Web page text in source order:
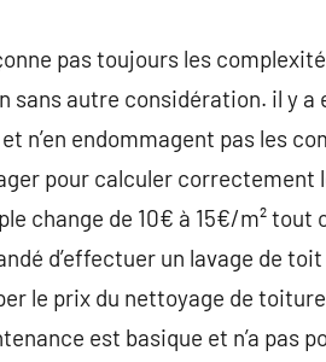
pas toujours les
sans autre considération. il y a
n’en endommagent pas les
pour calculer correctement
change de 10€ à 15€/m² tout
d’effectuer un lavage de toit
le prix du nettoyage de
est basique et n’a pas